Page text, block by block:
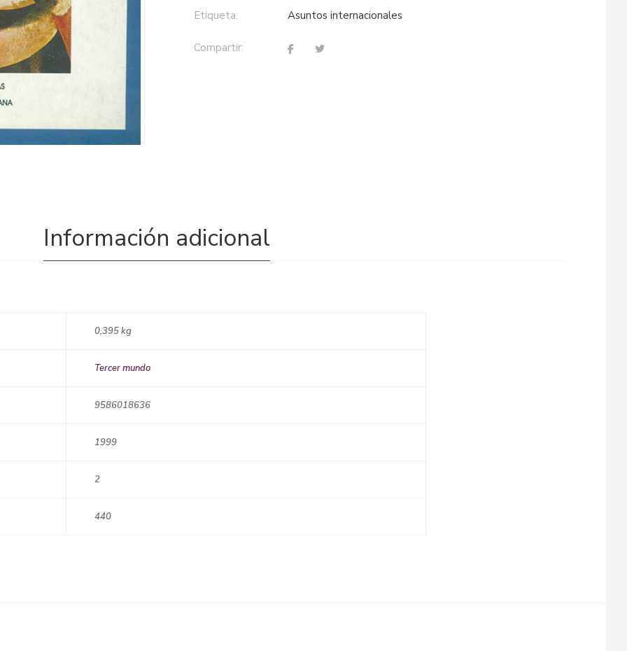
Etiqueta: asuntos internacionales
Compartir:
Información adicional
0,395 kg
Tercer mundo
9586018636
1999
2
440